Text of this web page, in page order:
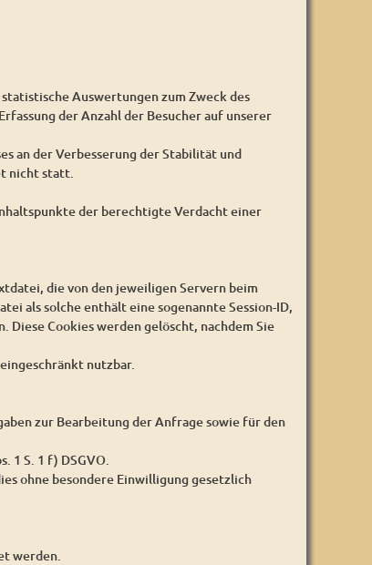
Auswertungen zum Zweck des
der Anzahl der Besucher auf unserer
an der Verbesserung der Stabilität und
nicht statt.
der berechtigte Verdacht einer
die von den jeweiligen Servern beim
als solche enthält eine sogenannte Session-ID,
Diese Cookies werden gelöscht, nachdem Sie
nutzbar.
zur Bearbeitung der Anfrage sowie für den
1 S. 1 f) DSGVO.
ohne besondere Einwilligung gesetzlich
werden.